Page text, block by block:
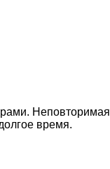
Неповторимая
время.